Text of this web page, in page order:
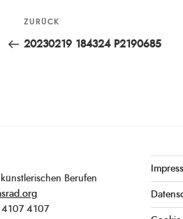
Beitragsnavigation
Vorheriger
Beitrag
ZURÜCK
20230219 184324 P2190685
Berufen
4107